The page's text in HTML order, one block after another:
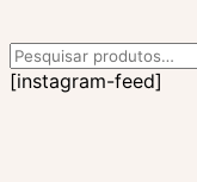
Pesquisar
por:
[instagram-feed]